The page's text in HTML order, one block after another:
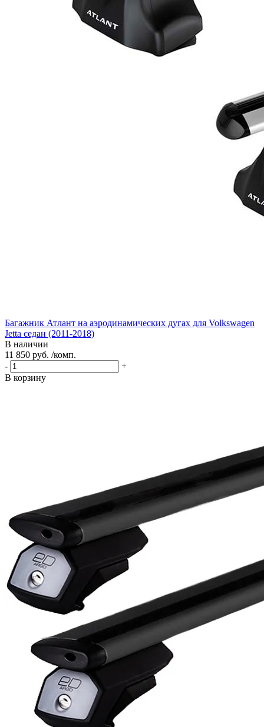
Багажник Атлант на аэродинамических дугах для Volkswagen
Jetta седан (2011-2018)
В наличии
11 850 руб. /комп.
-
+
В корзину